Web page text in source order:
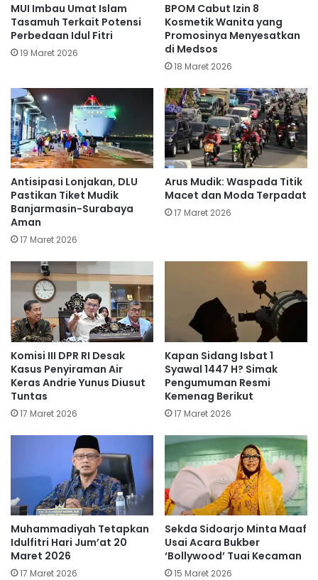
MUI Imbau Umat Islam
Tasamuh Terkait Potensi
Perbedaan Idul Fitri
19 Maret 2026
BPOM Cabut Izin 8
Kosmetik Wanita yang
Promosinya Menyesatkan
di Medsos
18 Maret 2026
Antisipasi Lonjakan, DLU
Pastikan Tiket Mudik
Banjarmasin-Surabaya
Aman
17 Maret 2026
Arus Mudik: Waspada Titik
Macet dan Moda Terpadat
17 Maret 2026
Komisi III DPR RI Desak
Kasus Penyiraman Air
Keras Andrie Yunus Diusut
Tuntas
17 Maret 2026
Kapan Sidang Isbat 1
Syawal 1447 H? Simak
Pengumuman Resmi
Kemenag Berikut
17 Maret 2026
Muhammadiyah Tetapkan
Idulfitri Hari Jum’at 20
Maret 2026
17 Maret 2026
Sekda Sidoarjo Minta Maaf
Usai Acara Bukber
‘Bollywood’ Tuai Kecaman
15 Maret 2026